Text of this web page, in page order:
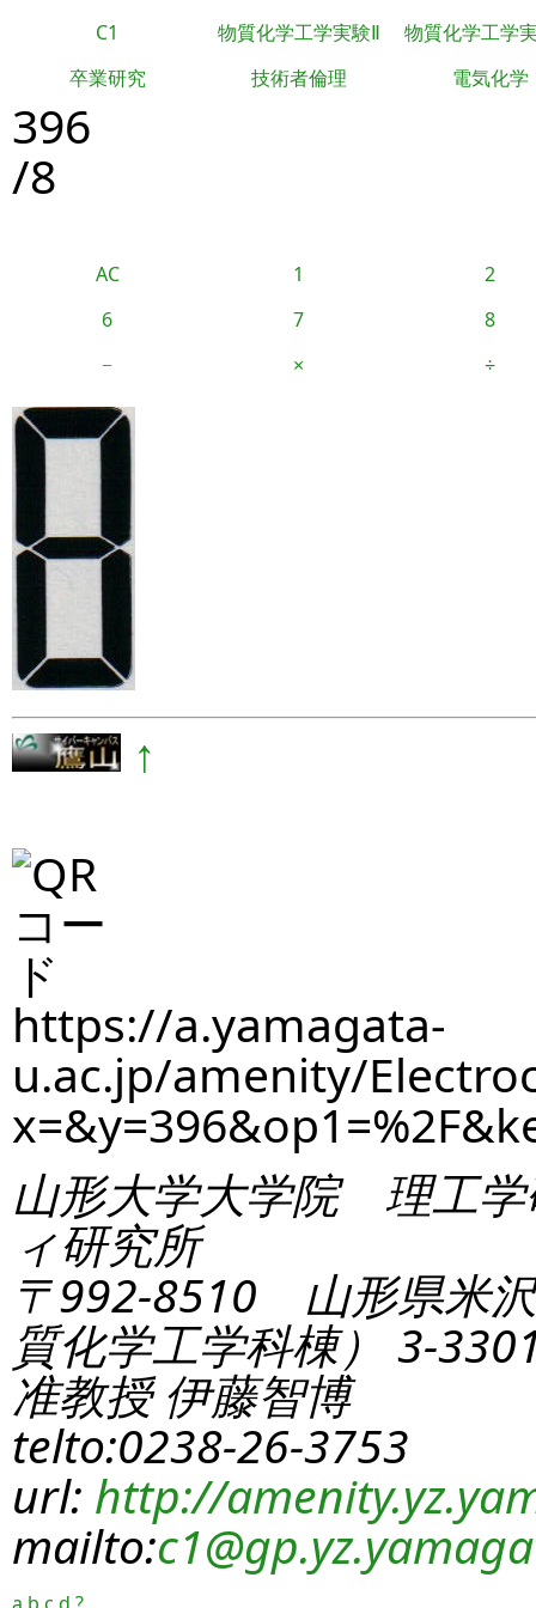
C1 物質化学工学実験Ⅱ
物質化学工学
卒業研究
技術者倫理 電気化学
396
/8
AC 1
2
6
7
8
−
× ÷
↑
https://a.yamagata-
u.ac.jp/amenity/
山形大学大学院 理工学
ィ研究所
〒992-8510 山形県米
質化学工学科棟） 3-
准教授 伊藤智博
telto:0238-26-3753
url: http://
mailto:c1